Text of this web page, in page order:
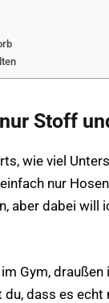
Stoff
wie viel
nur
aber dabei
Gym, draußen
dass es echt